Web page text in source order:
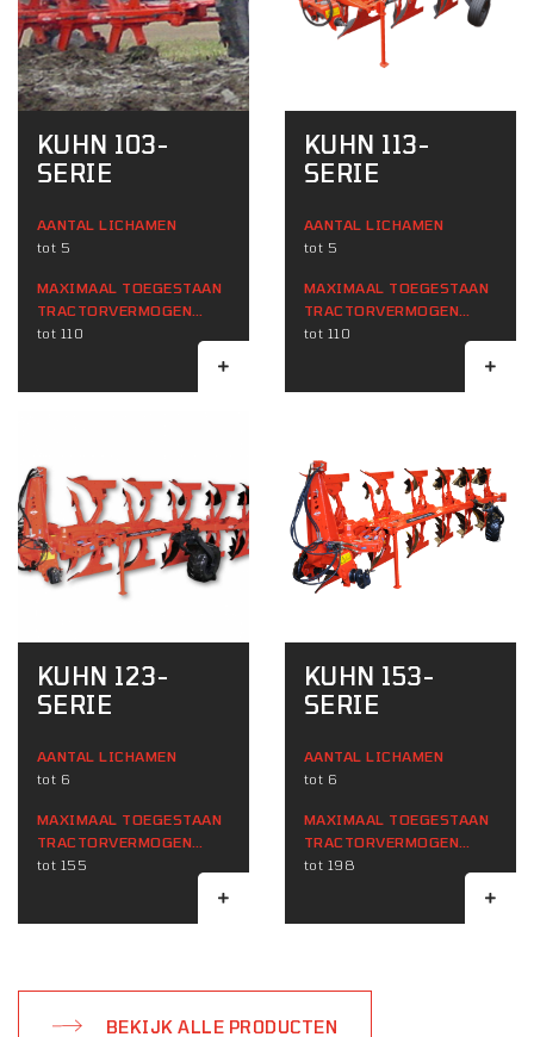
KUHN 103-
SERIE
AANTAL LICHAMEN
tot 5
MAXIMAAL TOEGESTAAN ​​
TRACTORVERMOGEN
(KW)
tot 110
KUHN 113-
SERIE
AANTAL LICHAMEN
tot 5
MAXIMAAL TOEGESTAAN ​​
TRACTORVERMOGEN
(KW)
tot 110
KUHN 123-
SERIE
AANTAL LICHAMEN
tot 6
MAXIMAAL TOEGESTAAN ​​
TRACTORVERMOGEN
(KW)
tot 155
KUHN 153-
SERIE
AANTAL LICHAMEN
tot 6
MAXIMAAL TOEGESTAAN ​​
TRACTORVERMOGEN
(KW)
tot 198
BEKIJK ALLE PRODUCTEN